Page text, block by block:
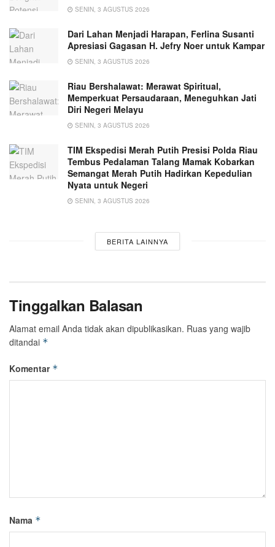
SENIN, 3 AGUSTUS 2026
Dari Lahan Menjadi Harapan, Ferlina Susanti
Apresiasi Gagasan H. Jefry Noer untuk Kampar
SENIN, 3 AGUSTUS 2026
Riau Bershalawat: Merawat Spiritual,
Memperkuat Persaudaraan, Meneguhkan Jati
Diri Negeri Melayu
SENIN, 3 AGUSTUS 2026
TIM Ekspedisi Merah Putih Presisi Polda Riau
Tembus Pedalaman Talang Mamak Kobarkan
Semangat Merah Putih Hadirkan Kepedulian
Nyata untuk Negeri
SENIN, 3 AGUSTUS 2026
BERITA LAINNYA
Tinggalkan Balasan
Alamat email Anda tidak akan dipublikasikan. Ruas yang wajib
ditandai *
Komentar *
Nama *